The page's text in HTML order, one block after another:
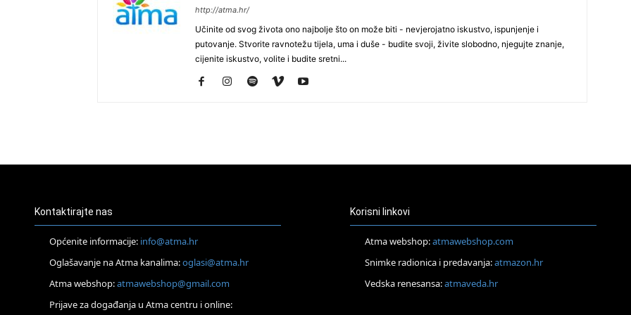
http://atma.hr/
Učinite od svog života ono najbolje što on može biti - nevjerojatno iskustvo, ispunjenje i
putovanje. Stvorite ravnotežu tijela, uma i duše - budite svoji, živite slobodno, njegujte znanje,
cijenite iskustvo, volite i budite sretni...
Kontaktirajte nas
Općenite informacije: info@atma.hr
Oglašavanje na Atma kanalima:oglasi@atma.hr
Atma webshop:atmawebshop@gmail.com
Prijave za događanja u Atma centru i online:
Korisni linkovi
Atma webshop:atmawebshop.com
Snimke radionica i predavanja:atmazon.hr
Vedska renesansa:atmaveda.hr